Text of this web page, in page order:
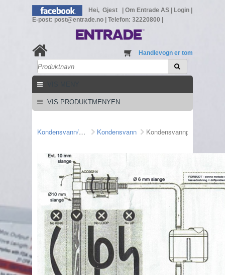
Hei, Gjest Om Entrade AS Login
E-post: post@entrade.no
Telefon: 32220800
Handlevogn er tom
VIS PRODUKTMENYEN
Kondensvann/pumper Kondensvann Kondensvannpumper